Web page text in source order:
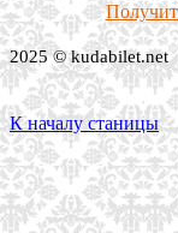
2025 © kudabilet.net
К началу станицы